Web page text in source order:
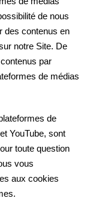
de nous
des contenus en
notre Site. De
par
de médias
de
YouTube, sont
toute question
vous
aux cookies